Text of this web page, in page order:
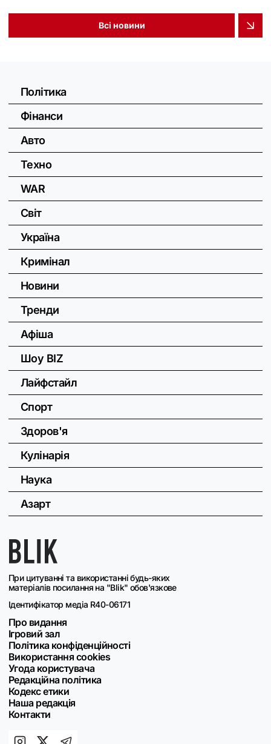
Всі новини
При цитуванні та використанні будь-яких
матеріалів посилання на "Blik" обов'язкове
Ідентифікатор медіа R40-06171
Про видання
Ігровий зал
Політика конфіденційності
Використання cookies
Угода користувача
Редакційна політика
Кодекс етики
Наша редакція
Контакти
Політика
Фінанси
Авто
Техно
WAR
Світ
Україна
Кримінал
Новини
Тренди
Афіша
Шоу BIZ
Лайфстайл
Спорт
Здоров'я
Кулінарія
Наука
Азарт